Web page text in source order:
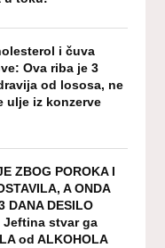
i čuva
Ova riba je 3
od lososa, ne
ulje iz konzerve
ZBOG POROKA I
A ONDA
DANA DESILO
Jeftina stvar ga
od ALKOHOLA